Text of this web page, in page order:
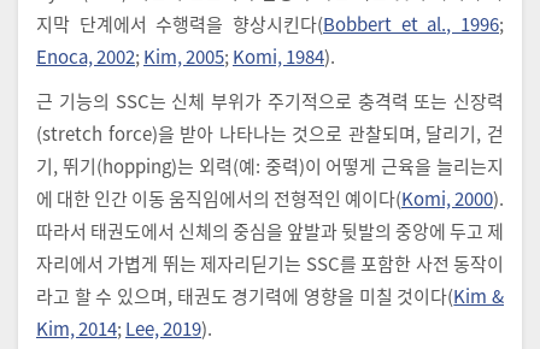
지막 단계에서 수행력을 향상시킨다(Bobbert et al., 1996;
Enoca, 2002; Kim, 2005; Komi, 1984).
근 기능의 SSC는 신체 부위가 주기적으로 충격력 또는 신장력
(stretch force)을 받아 나타나는 것으로 관찰되며, 달리기, 걷
기, 뛰기(hopping)는 외력(예: 중력)이 어떻게 근육을 늘리는지
에 대한 인간 이동 움직임에서의 전형적인 예이다(Komi, 2000).
따라서 태권도에서 신체의 중심을 앞발과 뒷발의 중앙에 두고 제
자리에서 가볍게 뛰는 제자리딛기는 SSC를 포함한 사전 동작이
라고 할 수 있으며, 태권도 경기력에 영향을 미칠 것이다(Kim &
Kim, 2014; Lee, 2019).